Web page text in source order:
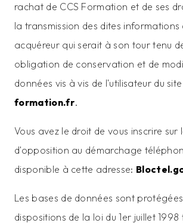
rachat de CCS Formation et de ses
la transmission des dites informations
acquéreur qui serait à son tour tenu
obligation de conservation et de
données vis à vis de l'utilisateur du site
formation.fr.
Vous avez le droit de vous inscrire sur
d'opposition au démarchage
disponible à cette adresse:
Les bases de données sont
dispositions de la loi du 1er juillet